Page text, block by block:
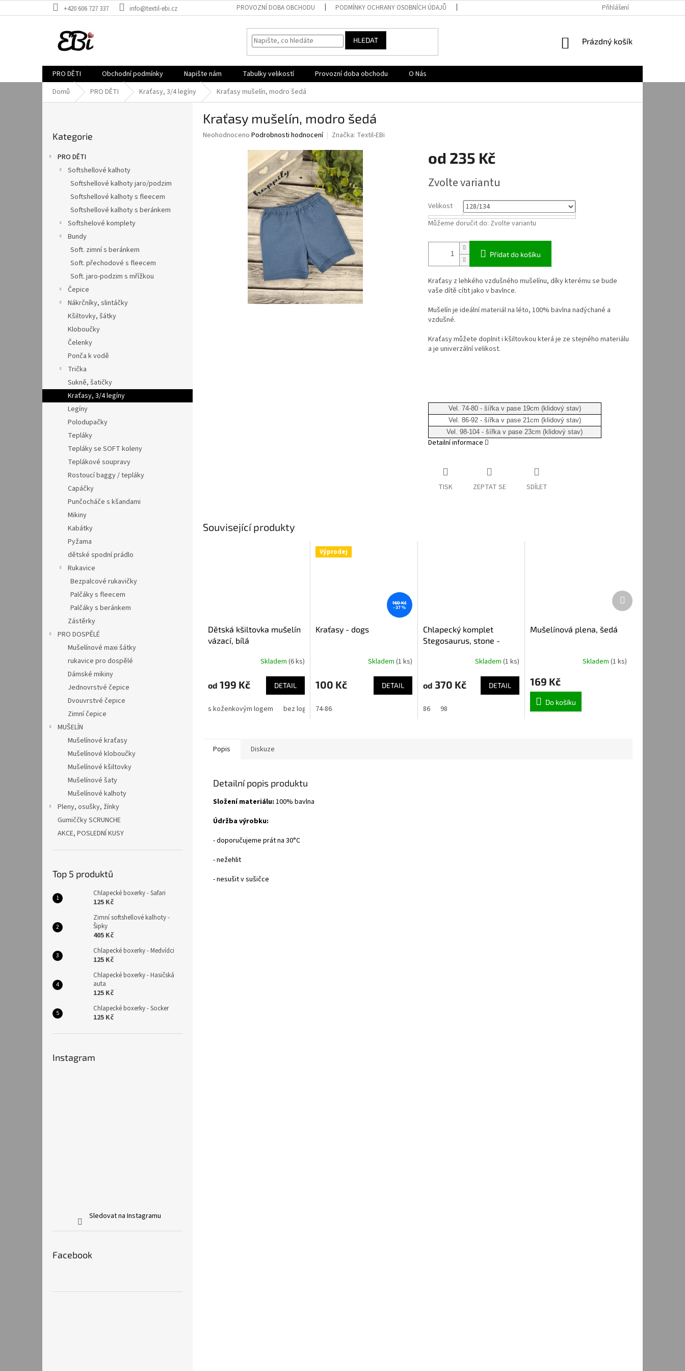
na
+420 606 727 337 info@textil-ebi.cz PROVOZNÍ DOBA OBCHODU PODMÍNKY OCHRANY OSOBNÍCH ÚDAJŮ Přihlášení
HLEDAT
NÁKUPNÍ
Prázdný košík
PRO DĚTI Obchodní podmínky Napište nám Tabulky velikostí Provozní doba obchodu
O Nás
Domů
PRO DĚTI Kraťasy, 3/4 legíny Kraťasy mušelín, modro šedá
kategorie
Kategorie
PRO DĚTI
Softshellové kalhoty
Softshellové kalhoty jaro/podzim
Softshellové kalhoty s fleecem
Softshellové kalhoty s beránkem
Softshelové komplety
Bundy
Soft. zimní s beránkem
Soft. přechodové s fleecem
Soft. jaro-podzim s mřížkou
Čepice
Nákrčníky, slintáčky
Kšiltovky, šátky
Kloboučky
Čelenky
Ponča k vodě
Trička
Sukně, šatičky
Kraťasy, 3/4 legíny
Legíny
Polodupačky
Tepláky
Tepláky se SOFT koleny
Teplákové soupravy
Rostoucí baggy / tepláky
Capáčky
Punčocháče s kšandami
Mikiny
Kabátky
Pyžama
dětské spodní prádlo
Rukavice
Bezpalcové rukavičky
Palčáky s fleecem
Palčáky s beránkem
Zástěrky
PRO DOSPĚLÉ
Mušelínové maxi šátky
rukavice pro dospělé
Dámské mikiny
Jednovrstvé čepice
Dvouvrstvé čepice
Zimní čepice
MUŠELÍN
Mušelínové kraťasy
Mušelínové kloboučky
Mušelínové kšiltovky
Mušelínové šaty
Mušelínové kalhoty
Pleny, osušky, žínky
Gumiččky SCRUNCHE
AKCE, POSLEDNÍ KUSY
Top 5 produktů
Chlapecké boxerky - Safari
125 Kč
Zimní softshellové kalhoty -
Šipky
405 Kč
Chlapecké boxerky - Medvídci
125 Kč
Chlapecké boxerky - Hasičská
auta
125 Kč
Chlapecké boxerky - Socker
125 Kč
Instagram
Sledovat na Instagramu
Facebook
Kraťasy mušelín, modro šedá
Průměrné
Neohodnoceno Podrobnosti hodnocení Značka: Textil-EBi
od 235 Kč
cena:
Zvolte variantu
Velikost
Můžeme doručit do: Zvolte variantu
Přidat do košíku
Kraťasy z lehkého vzdušného mušelínu, díky kterému se bude
vaše dítě cítit jako v bavlnce.
Mušelín je ideální materiál na léto, 100% bavlna nadýchané a
vzdušné.
Kraťasy můžete doplnit i kšiltovkou která je ze stejného materiálu
a je univerzální velikost.
Vel. 74-80 - šířka v pase 19cm (klidový stav)
Vel. 86-92 - šířka v pase 21cm (klidový stav)
Vel. 98-104 - šířka v pase 23cm (klidový stav)
Detailní informace
TISK ZEPTAT SE SDÍLET
Související produkty
Dětská kšiltovka mušelín
vázací, bílá
Skladem (6 ks)
od 199 Kč DETAIL
s koženkovým logem bez loga
Výprodej
160 Kč
–37 %
Kraťasy - dogs
Skladem (1 ks)
100 Kč DETAIL
74-86
Chlapecký komplet
Stegosaurus, stone -
Skladem(1 ks)
od 370 Kč DETAIL
86 98
Mušelínová plena, šedá
Skladem (1 ks)
169 Kč
Do košíku
Další
produkt
Popis Diskuze
Detailní popis produktu
Složení materiálu: 100% bavlna
Údržba výrobku:
- doporučujeme prát na 30°C
- nežehlit
- nesušit v sušičce